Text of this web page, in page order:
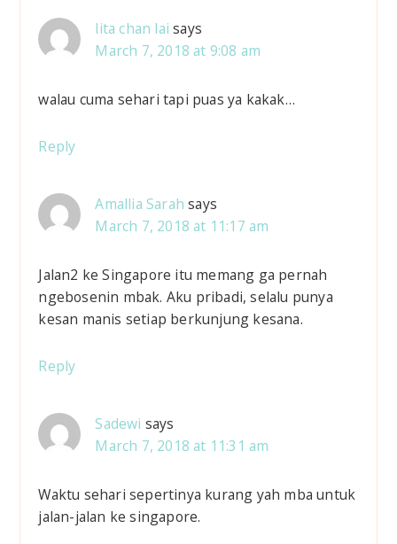
lita chan lai says
March 7, 2018 at 9:08 am
walau cuma sehari tapi puas ya kakak…
Reply
Amallia Sarah says
March 7, 2018 at 11:17 am
Jalan2 ke Singapore itu memang ga pernah
ngebosenin mbak. Aku pribadi, selalu punya
kesan manis setiap berkunjung kesana.
Reply
Sadewi says
March 7, 2018 at 11:31 am
Waktu sehari sepertinya kurang yah mba untuk
jalan-jalan ke singapore.